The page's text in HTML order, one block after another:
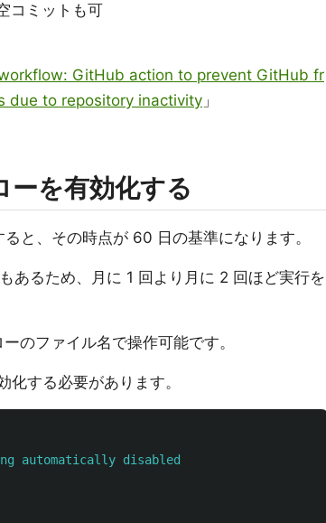
コミットも可
GitHub action to prevent GitHub fr
due to repository inactivity 」
を有効化する
と、その時点が 60 日の基準になります。
るため、月に 1 回より月に 2 回ほど実行を
のファイル名で操作可能です。
する必要があります。
automatically disabled